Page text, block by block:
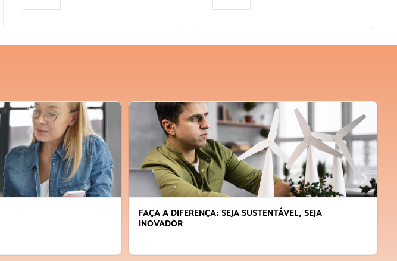
FAÇA A DIFERENÇA: SEJA SUSTENTÁVEL, SEJA
INOVADOR